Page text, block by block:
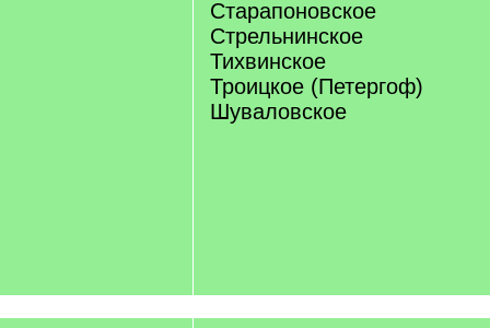
Старапоновское
Стрельнинское
Тихвинское
Троицкое (Петергоф)
Шуваловское